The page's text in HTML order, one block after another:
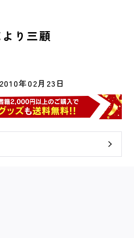
り三顧
2010年02月23日